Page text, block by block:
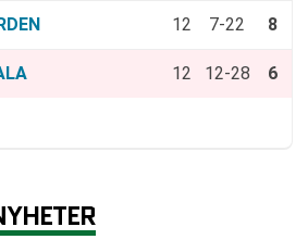
12 7-22 8
12 12-28 6